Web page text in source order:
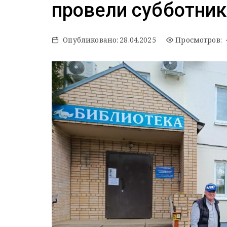
провели субботник
Опубликовано: 28.04.2025 Просмотров: